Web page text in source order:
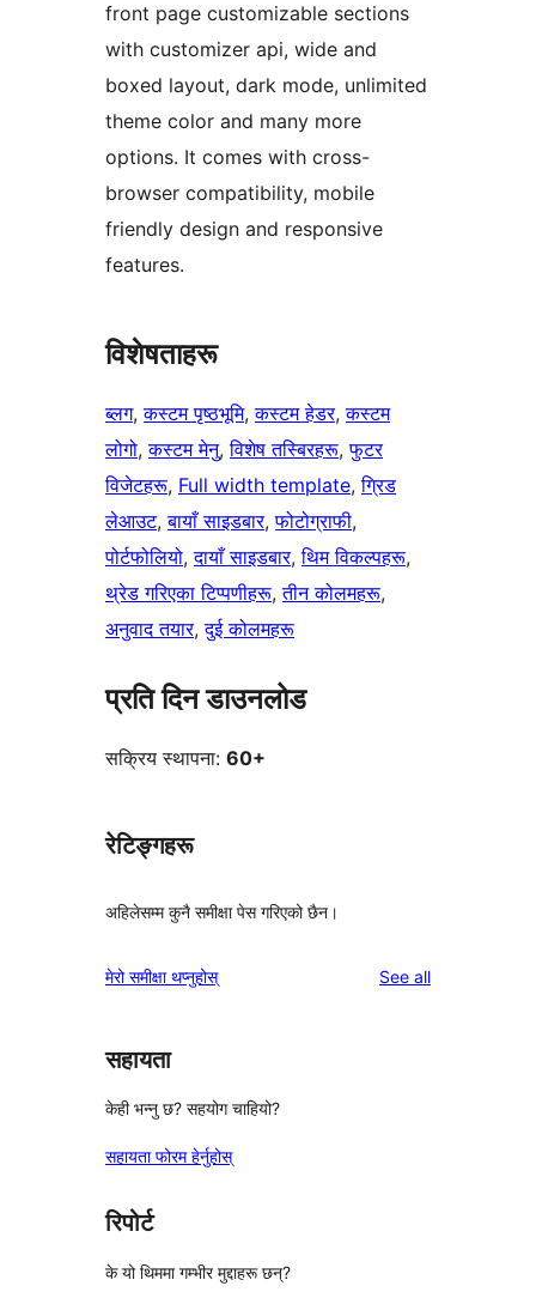
front page customizable sections
with customizer api, wide and
boxed layout, dark mode, unlimited
theme color and many more
options. It comes with cross-
browser compatibility, mobile
friendly design and responsive
features.
विशेषताहरू
ब्लग, कस्टम पृष्ठभूमि, कस्टम हेडर, कस्टम
लोगो, कस्टम मेनु, विशेष तस्बिरहरू, फुटर
विजेटहरू, Full width template, ग्रिड
लेआउट, बायाँ साइडबार, फोटोग्राफी
पोर्टफोलियो, दायाँ साइडबार, थिम विकल्पहरू
थ्रेड गरिएका टिप्पणीहरू, तीन कोलमहरू
अनुवाद तयार, दुई कोलमहरू
प्रति दिन डाउनलोड
सक्रिय स्थापना: 60+
रेटिङ्गहरू
अहिलेसम्म कुनै समीक्षा पेस गरिएको छैन।
मेरो समीक्षा थप्नुहोस् See allreviews
सहायता
केही भन्नु छ? सहयोग चाहियो?
सहायता फोरम हेर्नुहोस्
रिपोर्ट
के यो थिममा गम्भीर मुद्दाहरू छन्?